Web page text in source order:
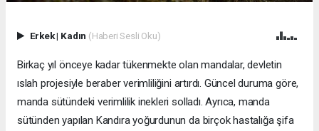
Erkek| Kadın (Haberi Sesli Oku)
Birkaç yıl önceye kadar tükenmekte olan mandalar, devletin
ıslah projesiyle beraber verimliliğini artırdı. Güncel duruma göre,
manda sütündeki verimlilik inekleri solladı. Ayrıca, manda
sütünden yapılan Kandıra yoğurdunun da birçok hastalığa şifa